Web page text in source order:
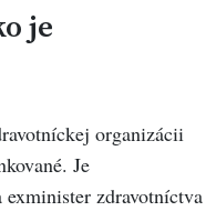
je
organizácii
Je
exminister zdravotníctva